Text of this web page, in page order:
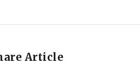
Article